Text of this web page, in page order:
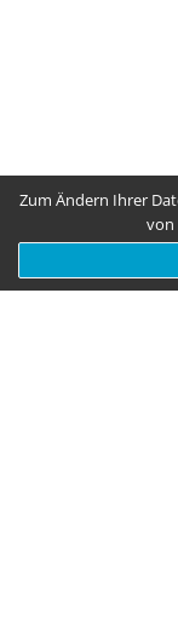
Zum Ändern Ihrer
von